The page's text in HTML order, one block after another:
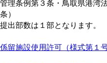
管理条例第３条・鳥取県港湾
条）
提出部数は１部となります。
係留施設使用許可（様式第１